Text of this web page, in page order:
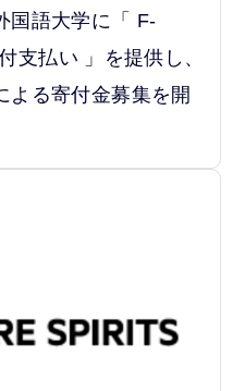
国語大学に「 F-
支払い 」を提供し、
よる寄付金募集を開